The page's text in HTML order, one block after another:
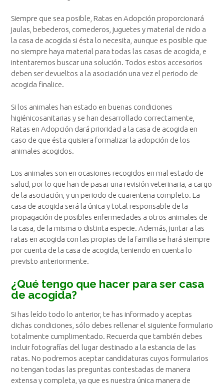
Siempre que sea posible, Ratas en Adopción proporcionará
jaulas, bebederos, comederos, juguetes y material de nido a
la casa de acogida si ésta lo necesita, aunque es posible que
no siempre haya material para todas las casas de acogida, e
intentaremos buscar una solución. Todos estos accesorios
deben ser devueltos a la asociación una vez el periodo de
acogida finalice.
Si los animales han estado en buenas condiciones
higiénicosanitarias y se han desarrollado correctamente,
Ratas en Adopción dará prioridad a la casa de acogida en
caso de que ésta quisiera formalizar la adopción de los
animales acogidos.
Los animales son en ocasiones recogidos en mal estado de
salud, por lo que han de pasar una revisión veterinaria, a cargo
de la asociación, y un periodo de cuarentena completo. La
casa de acogida será la única y total responsable de la
propagación de posibles enfermedades a otros animales de
la casa, de la misma o distinta especie. Además, juntar a las
ratas en acogida con las propias de la familia se hará siempre
por cuenta de la casa de acogida, teniendo en cuenta lo
previsto anteriormente.
¿Qué tengo que hacer para ser casa
de acogida?
Si has leído todo lo anterior, te has informado y aceptas
dichas condiciones, sólo debes rellenar el siguiente formulario
totalmente cumplimentado. Recuerda que también debes
incluir fotografías del lugar destinado a la estancia de las
ratas. No podremos aceptar candidaturas cuyos formularios
no tengan todas las preguntas contestadas de manera
extensa y completa, ya que es nuestra única manera de